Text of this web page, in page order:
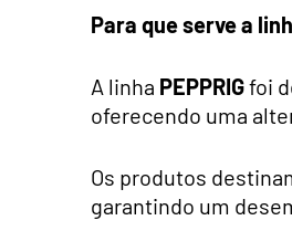
Para que serve a
A linha PEPPRIGfoi
oferecendo uma
Os produtos
garantindo um